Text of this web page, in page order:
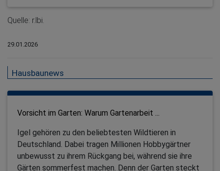
Quelle: r.lbi.
29.01.2026
Hausbaunews
Vorsicht im Garten: Warum Gartenarbeit ...
Igel gehören zu den beliebtesten Wildtieren in
Deutschland. Dabei tragen Millionen Hobbygärtner
unbewusst zu ihrem Rückgang bei, während sie ihre
Gärten sommerfest machen. Denn der Garten steckt